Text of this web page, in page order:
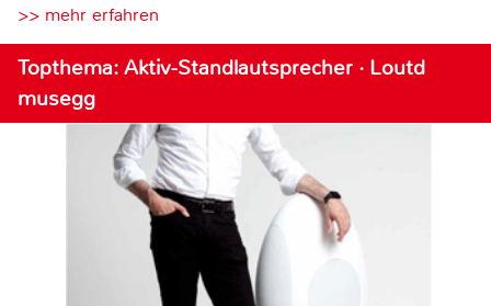
>> mehr erfahren
Topthema: Aktiv-Standlautsprecher · Loutd
musegg